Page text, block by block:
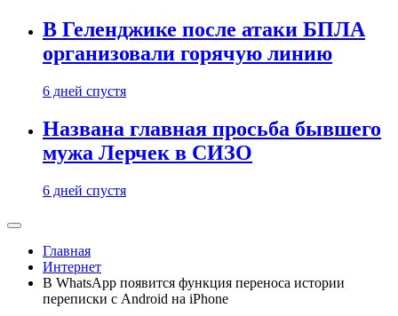
В Геленджике после атаки БПЛА
организовали горячую линию
6 дней спустя
Названа главная просьба бывшего
мужа Лерчек в СИЗО
6 дней спустя
Главная
Интернет
В WhatsApp появится функция переноса истории
переписки с Android на iPhone